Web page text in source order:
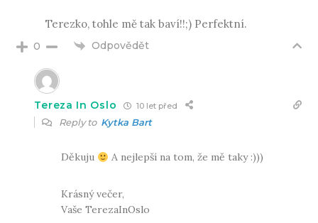
Terezko, tohle mě tak baví!!;) Perfektní.
0 Odpovědět
Tereza In Oslo 10 let před
Reply to Kytka Bart
Děkuju A nejlepší na tom, že mě taky :)))
Krásný večer,
Vaše TerezaInOslo